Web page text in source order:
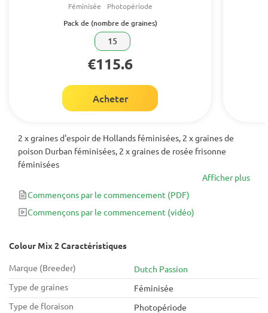
Féminisée Photopériode
Pack de (nombre de graines)
15
€115.6
Acheter
2 x graines d'espoir de Hollands féminisées, 2 x graines de
poison Durban féminisées, 2 x graines de rosée frisonne
féminisées
Afficher plus
Commençons par le commencement (PDF)
Commençons par le commencement (vidéo)
Colour Mix 2 Caractéristiques
Marque (Breeder)
Dutch Passion
Type de graines
Féminisée
Type de floraison
Photopériode